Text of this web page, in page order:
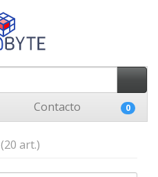
Contacto 0
(20 art.)